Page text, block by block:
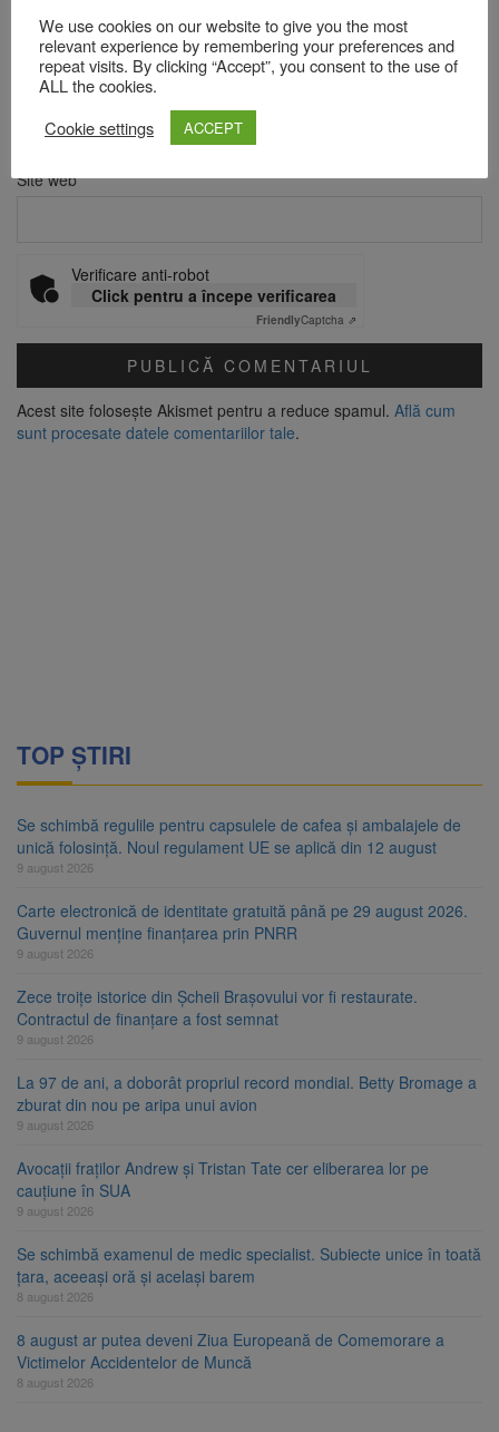
Email*
Site web
Verificare anti-robot
Click pentru a începe verificarea
FriendlyCaptcha ⇗
Acest site folosește Akismet pentru a reduce spamul. Află cum
sunt procesate datele comentariilor tale.
TOP ȘTIRI
Se schimbă regulile pentru capsulele de cafea și ambalajele de
unică folosință. Noul regulament UE se aplică din 12 august
9 august 2026
Carte electronică de identitate gratuită până pe 29 august 2026.
Guvernul menține finanțarea prin PNRR
9 august 2026
Zece troițe istorice din Șcheii Brașovului vor fi restaurate.
Contractul de finanțare a fost semnat
9 august 2026
La 97 de ani, a doborât propriul record mondial. Betty Bromage a
zburat din nou pe aripa unui avion
9 august 2026
Avocații fraților Andrew și Tristan Tate cer eliberarea lor pe
cauțiune în SUA
9 august 2026
Se schimbă examenul de medic specialist. Subiecte unice în toată
țara, aceeași oră și același barem
8 august 2026
8 august ar putea deveni Ziua Europeană de Comemorare a
Victimelor Accidentelor de Muncă
8 august 2026
We use cookies on our website to give you the most
relevant experience by remembering your preferences and
repeat visits. By clicking “Accept”, you consent to the use of
ALL the cookies.
Cookie settings
ACCEPT